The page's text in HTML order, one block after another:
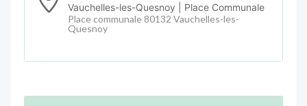
Vauchelles-les-Quesnoy | Place Communale
Place communale 80132 Vauchelles-les-
Quesnoy